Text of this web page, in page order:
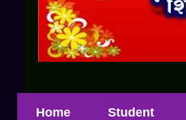
Home Student